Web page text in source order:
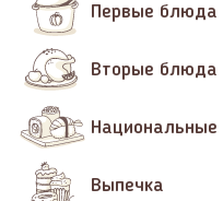
Первые блюда
Вторые блюда
Выпечка